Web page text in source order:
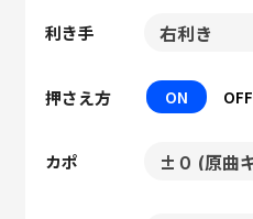
利き手
押さえ方 ON OFF
カポ